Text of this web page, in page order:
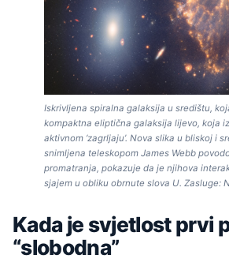
Iskrivljena spiralna galaksija u središtu,
kompaktna eliptična galaksija lijevo, koja
aktivnom ‘zagrljaju’. Nova slika u bliskoj i
snimljena teleskopom James Webb
promatranja, pokazuje da je njihova
sjajem u obliku obrnute slova U. Zasluge:
Kada je svjetlost prvi
“slobodna”